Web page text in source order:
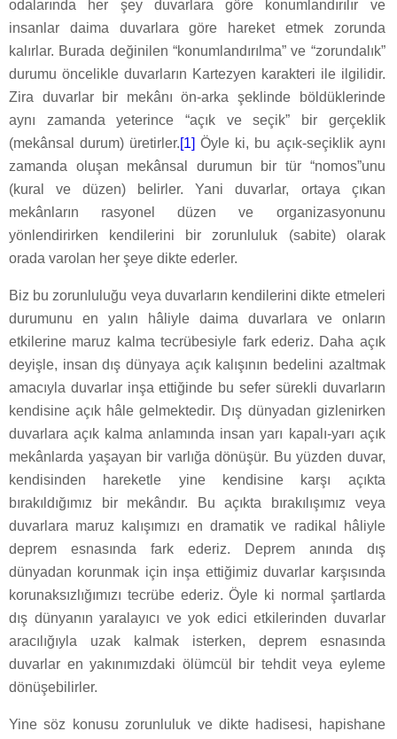
odalarında her şey duvarlara göre konumlandırılır ve
insanlar daima duvarlara göre hareket etmek zorunda
kalırlar. Burada değinilen “konumlandırılma” ve “zorundalık”
durumu öncelikle duvarların Kartezyen karakteri ile ilgilidir.
Zira duvarlar bir mekânı ön-arka şeklinde böldüklerinde
aynı zamanda yeterince “açık ve seçik” bir gerçeklik
(mekânsal durum) üretirler.[1] Öyle ki, bu açık-seçiklik aynı
zamanda oluşan mekânsal durumun bir tür “nomos”unu
(kural ve düzen) belirler. Yani duvarlar, ortaya çıkan
mekânların rasyonel düzen ve organizasyonunu
yönlendirirken kendilerini bir zorunluluk (sabite) olarak
orada varolan her şeye dikte ederler.
Biz bu zorunluluğu veya duvarların kendilerini dikte etmeleri
durumunu en yalın hâliyle daima duvarlara ve onların
etkilerine maruz kalma tecrübesiyle fark ederiz. Daha açık
deyişle, insan dış dünyaya açık kalışının bedelini azaltmak
amacıyla duvarlar inşa ettiğinde bu sefer sürekli duvarların
kendisine açık hâle gelmektedir. Dış dünyadan gizlenirken
duvarlara açık kalma anlamında insan yarı kapalı-yarı açık
mekânlarda yaşayan bir varlığa dönüşür. Bu yüzden duvar,
kendisinden hareketle yine kendisine karşı açıkta
bırakıldığımız bir mekândır. Bu açıkta bırakılışımız veya
duvarlara maruz kalışımızı en dramatik ve radikal hâliyle
deprem esnasında fark ederiz. Deprem anında dış
dünyadan korunmak için inşa ettiğimiz duvarlar karşısında
korunaksızlığımızı tecrübe ederiz. Öyle ki normal şartlarda
dış dünyanın yaralayıcı ve yok edici etkilerinden duvarlar
aracılığıyla uzak kalmak isterken, deprem esnasında
duvarlar en yakınımızdaki ölümcül bir tehdit veya eyleme
dönüşebilirler.
Yine söz konusu zorunluluk ve dikte hadisesi, hapishane